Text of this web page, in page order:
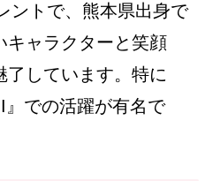
ントで、熊本県出身で
キャラクターと笑顔
了しています。特に
』での活躍が有名で